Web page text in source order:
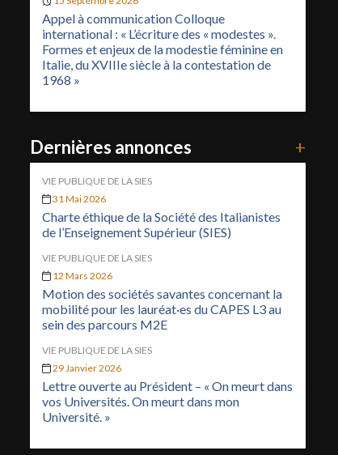
Appel à communication Colloque
international : « L’écriture des « modestes ».
Formes et enjeux de la modestie féminine en
Italie, du XVIIIe siècle à la contestation de
1968 »
Dernières annonces +
VIE PUBLIQUE DE LA SIES
31 Mai 2026
Charte éthique de la Société des Italianistes
de l’Enseignement Supérieur (SIES)
VIE PUBLIQUE DE LA SIES
12 Mars 2026
Motion des sociétés savantes concernant la
mobilité pour les lauréat·es du CAPES L3 au
sein des parcours M2E
VIE PUBLIQUE DE LA SIES
29 Janvier 2026
Lettre ouverte au Président – « On meurt dans
vos Universités. On meurt dans mon
Université. »